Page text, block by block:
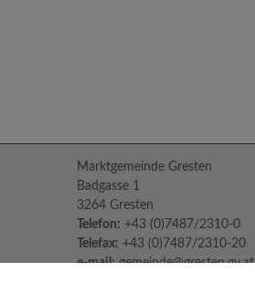
Marktgemeinde Gresten
Badgasse 1
3264 Gresten
Telefon: +43 (0)7487/2310-0
Telefax: +43 (0)7487/2310-20
e-mail: gemeinde@gresten.gv.at